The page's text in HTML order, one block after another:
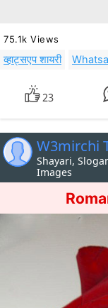
75.1k Views
व्हाट्सएप शायरी
23
W3mirchi
Shayari,
Images